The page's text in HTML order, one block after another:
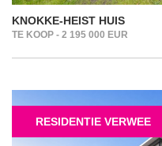
KNOKKE-HEIST HUIS
TE KOOP - 2 195 000 EUR
RESIDENTIE VERWEE